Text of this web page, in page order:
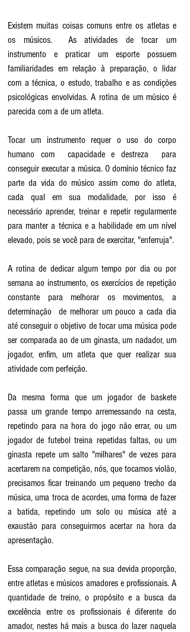
Existem muitas coisas comuns entre os atletas e
os músicos.  As atividades de tocar um
instrumento e praticar um esporte possuem
familiaridades em relação à preparação, o lidar
com a técnica, o estudo, trabalho e as condições
psicológicas envolvidas. A rotina de um músico é
parecida com a de um atleta.
Tocar um instrumento requer o uso do corpo
humano com  capacidade e destreza  para
conseguir executar a música. O domínio técnico faz
parte da vida do músico assim como do atleta,
cada qual em sua modalidade, por isso é
necessário aprender, treinar e repetir regularmente
para manter a técnica e a habilidade em um nível
elevado, pois se você para de exercitar, "enferruja".
A rotina de dedicar algum tempo por dia ou por
semana ao instrumento, os exercícios de repetição
constante para melhorar os movimentos, a
determinação  de melhorar um pouco a cada dia
até conseguir o objetivo de tocar uma música pode
ser comparada ao de um ginasta, um nadador, um
jogador, enfim, um atleta que quer realizar sua
atividade com perfeição.
Da mesma forma que um jogador de baskete
passa um grande tempo arremessando na cesta,
repetindo para na hora do jogo não errar, ou um
jogador de futebol treina repetidas faltas, ou um
ginasta repete um salto "milhares" de vezes para
acertarem na competição, nós, que tocamos violão,
precisamos ficar treinando um pequeno trecho da
música, uma troca de acordes, uma forma de fazer
a batida, repetindo um solo ou música até a
exaustão para conseguirmos acertar na hora da
apresentação.
Essa comparação segue, na sua devida proporção,
entre atletas e músicos amadores e profissionais. A
quantidade de treino, o propósito e a busca da
excelência entre os profissionais é diferente do
amador, nestes há mais a busca do lazer naquela